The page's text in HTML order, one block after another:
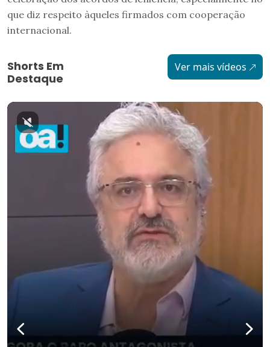
que diz respeito àqueles firmados com cooperação
internacional.
Shorts Em
Destaque
Ver mais vídeos